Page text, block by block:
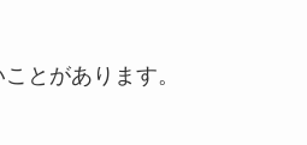
とがあります。